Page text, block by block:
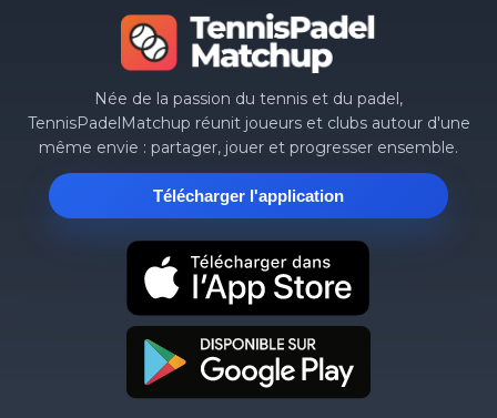
Née de la passion du tennis et du padel,
TennisPadelMatchup réunit joueurs et clubs autour d'une
même envie : partager, jouer et progresser ensemble.
Télécharger l'application